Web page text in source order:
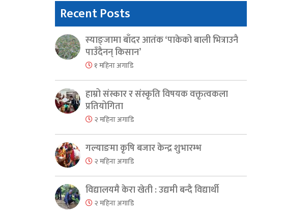
Recent Posts
स्याङ्जामा बाँदर आतंक ‘पाकेको बाली भित्राउनै
पाउँदैनन् किसान’
१ महिना अगाडि
हाम्रो संस्कार र संस्कृति विषयक वक्तृत्वकला
प्रतियोगिता
२ महिना अगाडि
गल्याङमा कृषि बजार केन्द्र शुभारम्भ
२ महिना अगाडि
विद्यालयमै केरा खेती : उद्यमी बन्दै विद्यार्थी
२ महिना अगाडि